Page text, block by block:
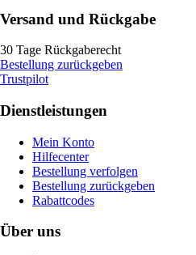
Versand und Rückgabe
30 Tage Rückgaberecht
Bestellung zurückgeben
Trustpilot
Dienstleistungen
Mein Konto
Hilfecenter
Bestellung verfolgen
Bestellung zurückgeben
Rabattcodes
Über uns